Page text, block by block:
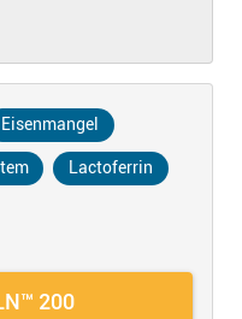
Eisenmangel
Lactoferrin
200